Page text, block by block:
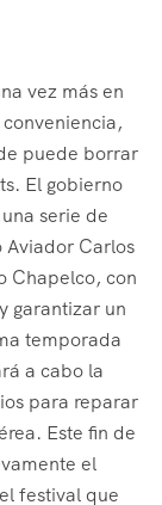
vez más en
puede borrar
El gobierno
serie de
Aviador Carlos
Chapelco, con
garantizar un
temporada
a cabo la
para reparar
Este fin de
el
festival que